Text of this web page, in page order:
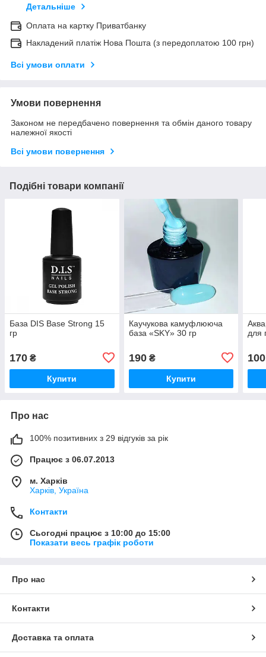
Детальніше
Оплата на картку Приватбанку
Накладений платіж Нова Пошта (з передоплатою 100 грн)
Всі умови оплати
Умови повернення
Законом не передбачено повернення та обмін даного товару
належної якості
Всі умови повернення
Подібні товари компанії
База DIS Base Strong 15
гр
170 ₴
Купити
Каучукова камуфлююча
база «SKY» 30 гр
190₴
Купити
для
100
Про нас
100% позитивних з 29 відгуків за рік
Працює з 06.07.2013
м. Харків
Харків, Україна
Контакти
Сьогодні працює з 10:00 до 15:00
Показати весь графік роботи
Про нас
Контакти
Доставка та оплата